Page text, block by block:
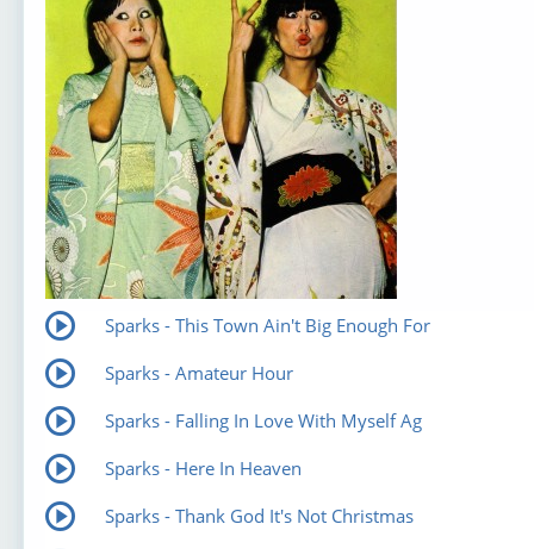
Sparks - This Town Ain't Big Enough For
Sparks - Amateur Hour
Sparks - Falling In Love With Myself Ag
Sparks - Here In Heaven
Sparks - Thank God It's Not Christmas